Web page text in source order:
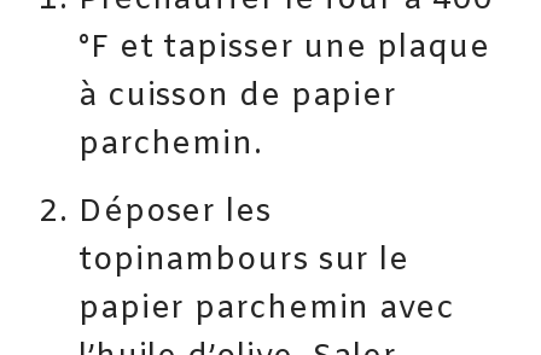
°F et tapisser une plaque
à cuisson de papier
parchemin.
Déposer les
topinambours sur le
papier parchemin avec